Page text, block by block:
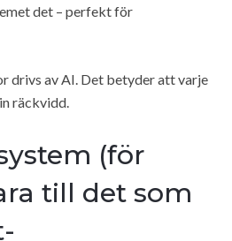
det – perfekt för
drivs av AI. Det betyder att varje
räckvidd.
(för
till det som